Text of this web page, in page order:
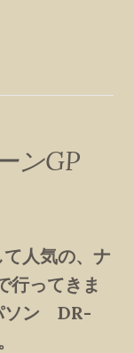
ンGP
人気の、ナ
行ってきま
ソン DR-